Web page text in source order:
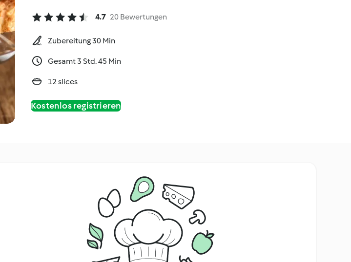
4.7 20 Bewertungen
Zubereitung 30 Min
Gesamt 3 Std. 45 Min
12 slices
Kostenlos registrieren